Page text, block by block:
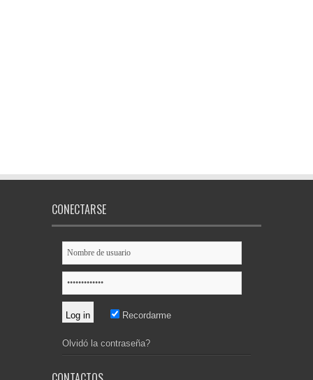
CONECTARSE
Recordarme
Olvidó la contraseña?